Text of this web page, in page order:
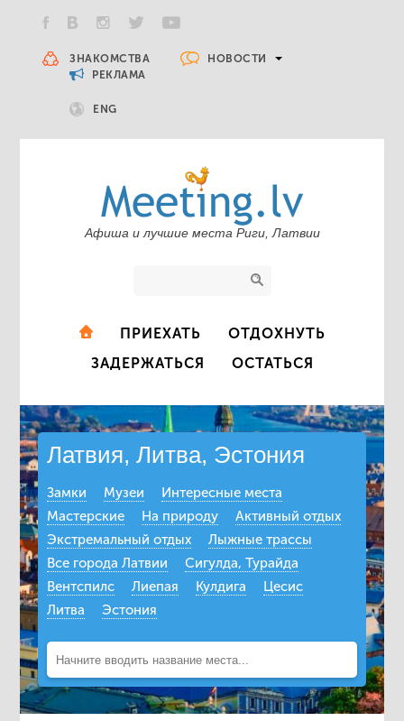
ЗНАКОМСТВА
НОВОСТИ
РЕКЛАМА
ENG
Афиша и лучшие места Риги, Латвии
ПРИЕХАТЬ
ОТДОХНУТЬ
ЗАДЕРЖАТЬСЯ
ОСТАТЬСЯ
Латвия, Литва, Эстония
Замки Музеи
Интересные места
Мастерские
На природу
Активный отдых
Экстремальный отдых
Лыжные трассы
Все города Латвии
Сигулда, Турайда
Вентспилс
Лиепая Кулдига
Цесис
Литва
Эстония